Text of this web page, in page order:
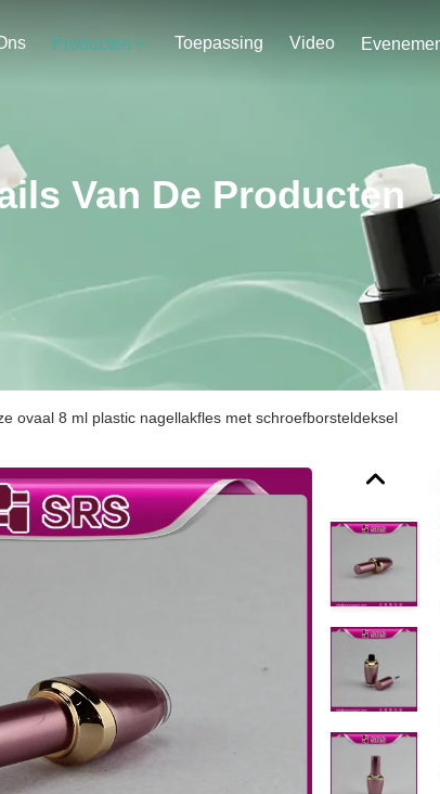
Producten Toepassing Video
Van De Producten
ovaal 8 ml plastic nagellakfles met schroefborsteldeksel